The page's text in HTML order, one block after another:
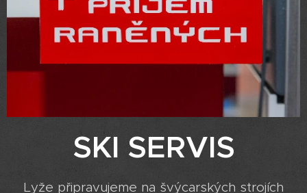
SKI SERVIS
Lyže připravujeme na švýcarských strojích